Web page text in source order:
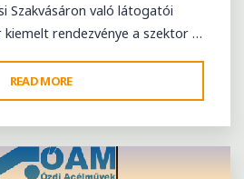
Szakvásáron való látogatói
kiemelt rendezvénye a szektor …
READ MORE
REW
NEMZETKÖZI
HULLADÉKGAZDÁLKODÁSI
SZAKVÁSÁR